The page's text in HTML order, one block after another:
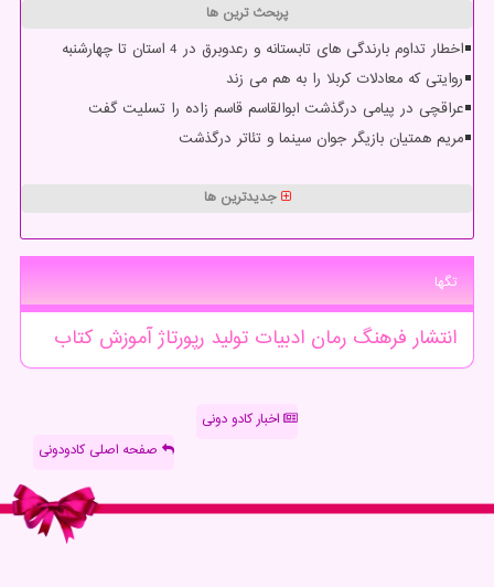
پربحث ترین ها
اخطار تداوم بارندگی های تابستانه و رعدوبرق در 4 استان تا چهارشنبه
روایتی که معادلات کربلا را به هم می زند
عراقچی در پیامی درگذشت ابوالقاسم قاسم زاده را تسلیت گفت
مریم همتیان بازیگر جوان سینما و تئاتر درگذشت
جدیدترین ها
تگها
انتشار فرهنگ رمان ادبیات تولید رپورتاژآموزشكتاب
اخبار کادو دونی
صفحه اصلی کادودونی